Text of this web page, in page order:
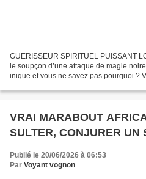
GUERISSEUR SPIRITUEL PUISSANT
le soupçon d’une attaque de magie
inique et vous ne savez pas pourquoi ?
VRAI MARABOUT
SULTER, CONJURER UN
Publié le 20/06/2026 à 06:53
Par Voyant vognon